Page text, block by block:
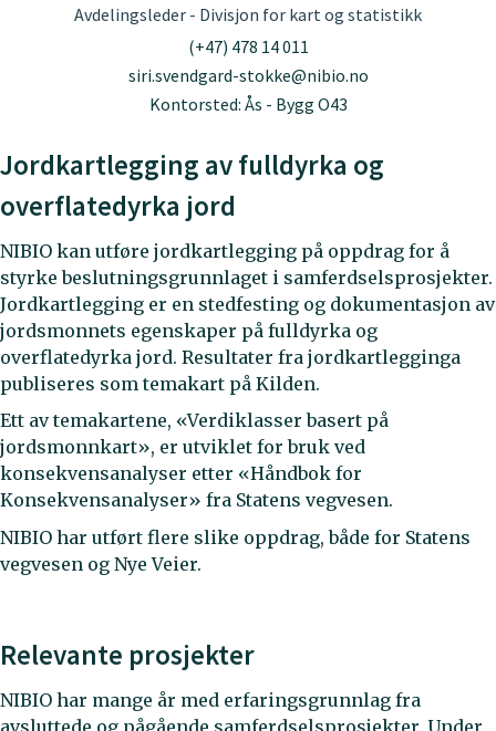
Avdelingsleder - Divisjon for kart og statistikk
(+47) 478 14 011
siri.svendgard-stokke@nibio.no
Kontorsted: Ås - Bygg O43
Jordkartlegging av fulldyrka og
overflatedyrka jord
NIBIO kan utføre jordkartlegging på oppdrag for å
styrke beslutningsgrunnlaget i samferdselsprosjekter.
Jordkartlegging er en stedfesting og dokumentasjon av
jordsmonnets egenskaper på fulldyrka og
overflatedyrka jord. Resultater fra jordkartlegginga
publiseres som temakart på Kilden.
Ett av temakartene, «Verdiklasser basert på
jordsmonnkart», er utviklet for bruk ved
konsekvensanalyser etter «Håndbok for
Konsekvensanalyser» fra Statens vegvesen.
NIBIO har utført flere slike oppdrag, både for Statens
vegvesen og Nye Veier.
Relevante prosjekter
NIBIO har mange år med erfaringsgrunnlag fra
avsluttede og pågående samferdselsprosjekter. Under